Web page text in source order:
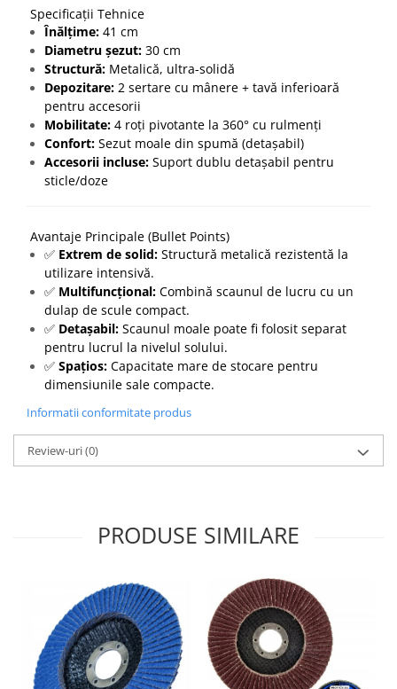
Specificații Tehnice
Înălțime: 41 cm
Diametru șezut: 30 cm
Structură: Metalică, ultra-solidă
Depozitare: 2 sertare cu mânere + tavă inferioară
pentru accesorii
Mobilitate: 4 roți pivotante la 360° cu rulmenți
Confort: Sezut moale din spumă (detașabil)
Accesorii incluse: Suport dublu detașabil pentru
sticle/doze
Avantaje Principale (Bullet Points)
✅ Extrem de solid: Structură metalică rezistentă la
utilizare intensivă.
✅ Multifuncțional: Combină scaunul de lucru cu un
dulap de scule compact.
✅ Detașabil: Scaunul moale poate fi folosit separat
pentru lucrul la nivelul solului.
✅ Spațios: Capacitate mare de stocare pentru
dimensiunile sale compacte.
Informatii conformitate produs
Review-uri(0)
PRODUSE SIMILARE